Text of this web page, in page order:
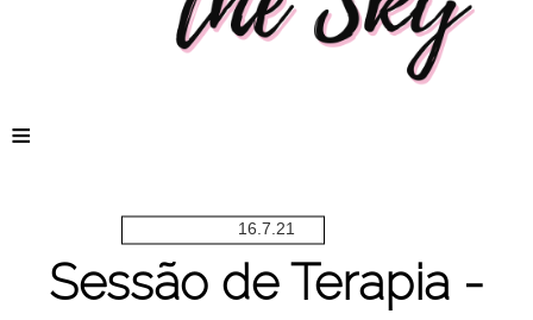
≡
16.7.21
Sessão de Terapia -